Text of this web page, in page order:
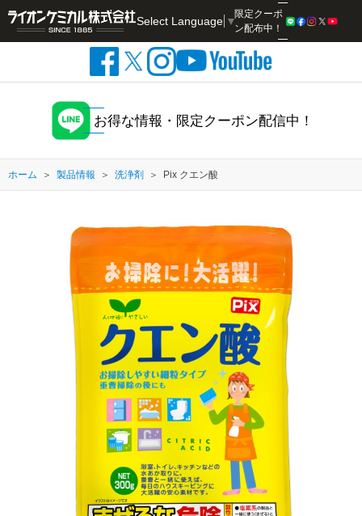
Select Language ▼
限定クーポ
ン配布中！
お得な情報・限定クーポン配信中！
ホーム 製品情報 洗浄剤 Pix クエン酸
検索